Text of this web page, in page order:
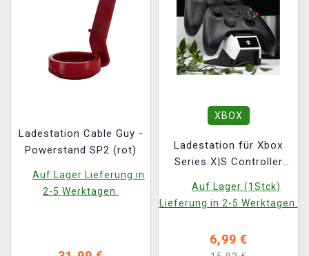
Ladestation Cable Guy -
Powerstand SP2 (rot)
Auf Lager Lieferung in
2-5 Werktagen.
XBOX
Ladestation für Xbox
Series X|S Controller
Auf Lager (1Stck)
Lieferung in 2-5 Werktagen.
6,99 €